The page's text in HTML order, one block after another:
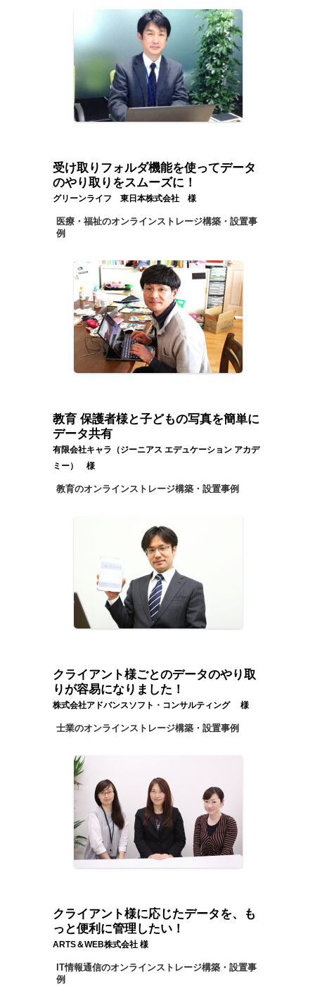
受け取りフォルダ機能を使ってデータ
のやり取りをスムーズに！
グリーンライフ 東日本株式会社 様
医療・福祉のオンラインストレージ構築・設置事
例
教育 保護者様と子どもの写真を簡単に
データ共有
有限会社キャラ（ジーニアス エデュケーション アカデ
ミー） 様
教育のオンラインストレージ構築・設置事例
クライアント様ごとのデータのやり取
りが容易になりました！
株式会社アドバンスソフト・コンサルティング 様
士業のオンラインストレージ構築・設置事例
クライアント様に応じたデータを、も
っと便利に管理したい！
ARTS＆WEB株式会社 様
IT情報通信のオンラインストレージ構築・設置事
例